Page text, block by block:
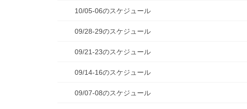
10/05-06のスケジュール
09/28-29のスケジュール
09/21-23のスケジュール
09/14-16のスケジュール
09/07-08のスケジュール